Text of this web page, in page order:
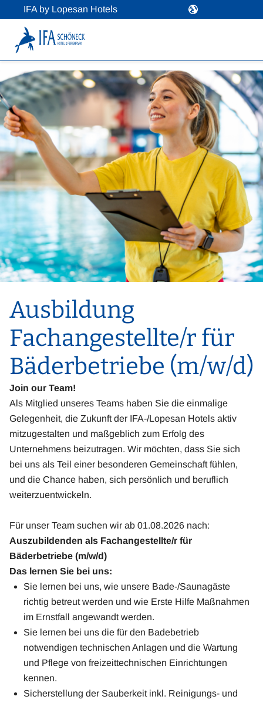
IFA by Lopesan Hotels
Ausbildung
Fachangestellte/r für
Bäderbetriebe (m/w/d)
Join our Team!
Als Mitglied unseres Teams haben Sie die einmalige
Gelegenheit, die Zukunft der IFA-/Lopesan Hotels aktiv
mitzugestalten und maßgeblich zum Erfolg des
Unternehmens beizutragen. Wir möchten, dass Sie sich
bei uns als Teil einer besonderen Gemeinschaft fühlen,
und die Chance haben, sich persönlich und beruflich
weiterzuentwickeln.
Für unser Team suchen wir ab 01.08.2026 nach:
Auszubildenden als Fachangestellte/r für
Bäderbetriebe (m/w/d)
Das lernen Sie bei uns:
Sie lernen bei uns, wie unsere Bade-/Saunagäste
richtig betreut werden und wie Erste Hilfe Maßnahmen
im Ernstfall angewandt werden.
Sie lernen bei uns die für den Badebetrieb
notwendigen technischen Anlagen und die Wartung
und Pflege von freizeittechnischen Einrichtungen
kennen.
Sicherstellung der Sauberkeit inkl. Reinigungs- und